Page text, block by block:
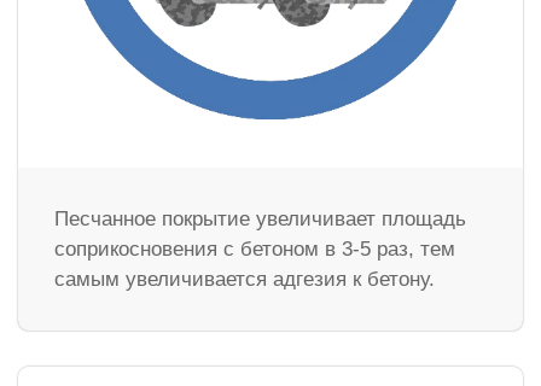
Песчанное покрытие увеличивает площадь
соприкосновения с бетоном в 3-5 раз, тем
самым увеличивается адгезия к бетону.